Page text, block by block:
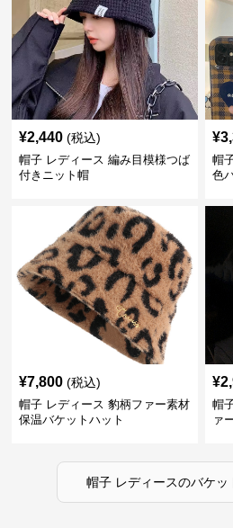
¥2,440 (税込)
帽子 レディース 編み目模様つば
付きニット帽
¥
帽
色
¥7,800 (税込)
帽子 レディース 豹柄ファー素材
保温バケットハット
¥
帽
ァ
帽子 レディースのバケッ